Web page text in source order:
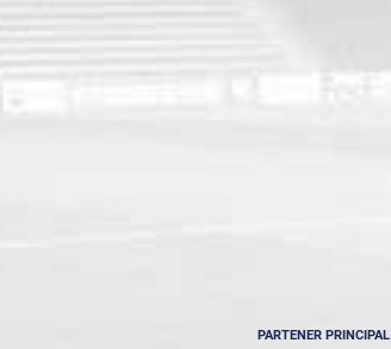
PARTENER PRINCIPAL